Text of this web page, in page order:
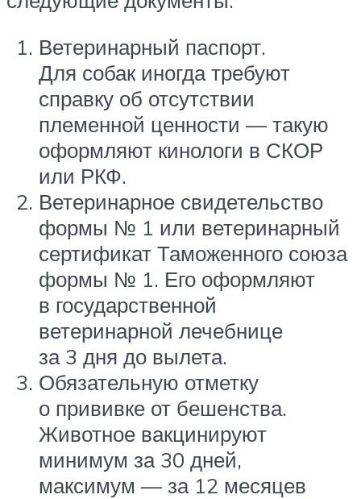
Ветеринарный паспорт.
Для собак иногда требуют
справку об отсутствии
племенной ценности — такую
оформляют кинологи в СКОР
или РКФ.
Ветеринарное свидетельство
формы № 1 или ветеринарный
сертификат Таможенного союза
формы № 1. Его оформляют
в государственной
ветеринарной лечебнице
за 3 дня до вылета.
Обязательную отметку
о прививке от бешенства.
Животное вакцинируют
минимум за 30 дней,
максимум — за 12 месяцев